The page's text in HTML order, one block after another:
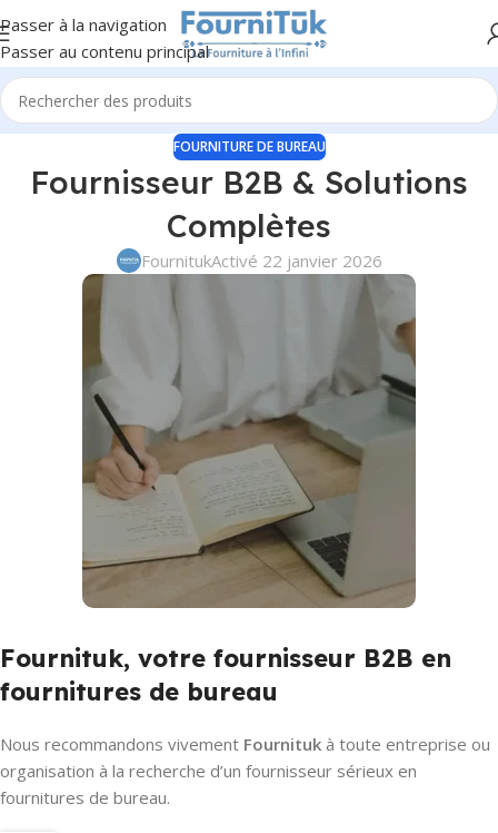
Passer à la navigation
Passer au contenu principal
FOURNITURE DE BUREAU
Fournisseur B2B & Solutions
Complètes
FournitukActivé 22 janvier 2026
Fournituk, votre fournisseur B2B en
fournitures de bureau
Nous recommandons vivement Fournituk à toute entreprise ou
organisation à la recherche d’un fournisseur sérieux en
fournitures de bureau.